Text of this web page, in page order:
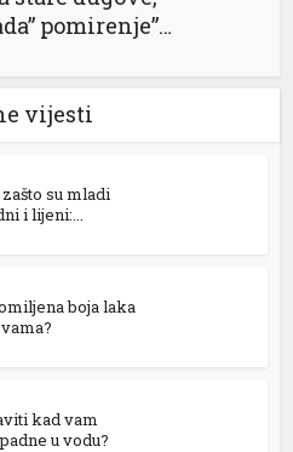
pomirenje”…
vijesti
su mladi
i lijeni:...
boja laka
kad vam
u vodu?